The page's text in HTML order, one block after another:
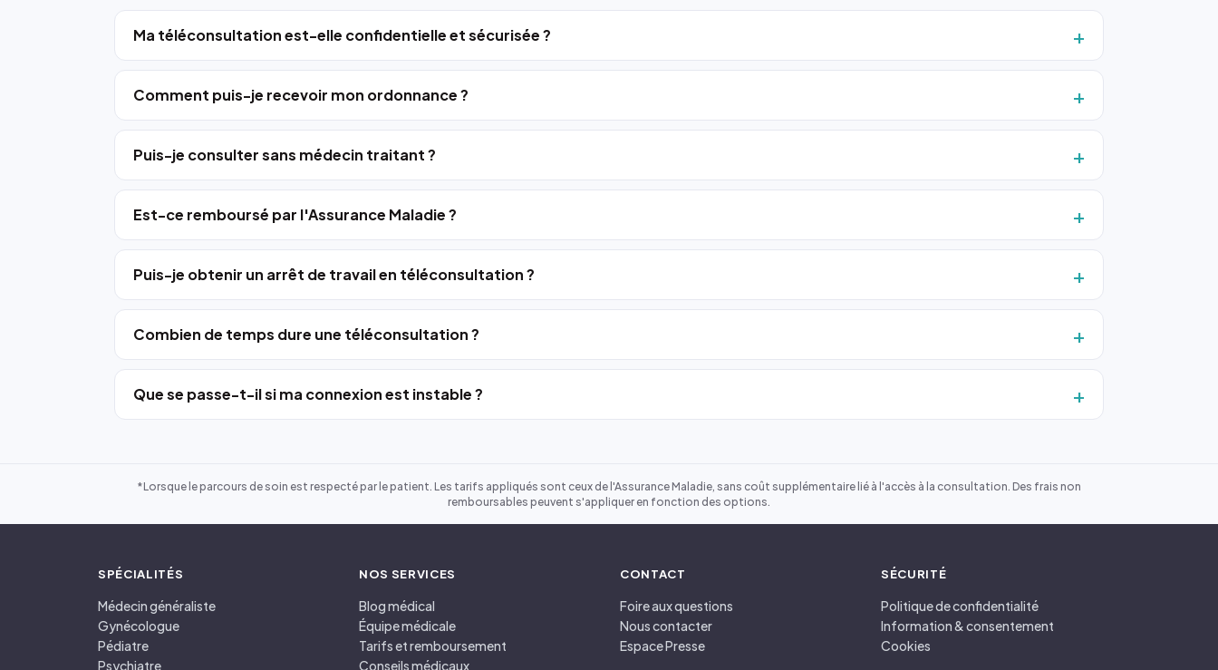
Ma téléconsultation est-elle confidentielle et sécurisée ?
Comment puis-je recevoir mon ordonnance ?
Puis-je consulter sans médecin traitant ?
Est-ce remboursé par l'Assurance Maladie ?
Puis-je obtenir un arrêt de travail en téléconsultation ?
Combien de temps dure une téléconsultation ?
Que se passe-t-il si ma connexion est instable ?
*Lorsque le parcours de soin est respecté par le patient. Les tarifs appliqués sont ceux de l'Assurance Maladie, sans coût supplémentaire lié à l'accès à la consultation. Des frais non
remboursables peuvent s'appliquer en fonction des options.
SPÉCIALITÉS
Médecin généraliste
Gynécologue
Pédiatre
Psychiatre
NOS SERVICES
Blog médical
Équipe médicale
Tarifs et remboursement
Conseils médicaux
CONTACT
Foire aux questions
Nous contacter
Espace Presse
SÉCURITÉ
Politique de confidentialité
Information & consentement
Cookies